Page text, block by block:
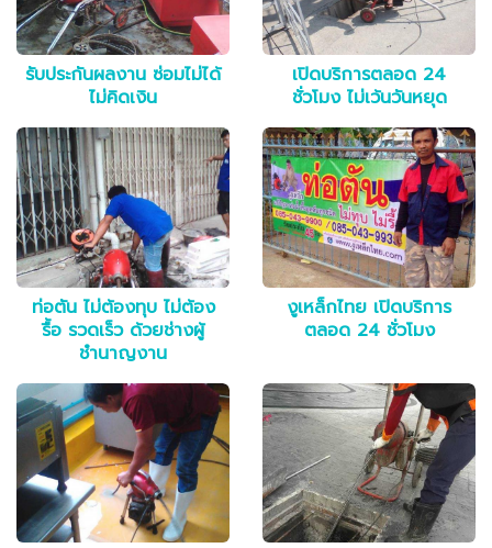
รับประกันผลงาน ซ่อมไม่ได้
ไม่คิดเงิน
เปิดบริการตลอด 24
ชั่วโมง ไม่เว้นวันหยุด
ท่อตัน ไม่ต้องทุบ ไม่ต้อง
รื้อ รวดเร็ว ด้วยช่างผู้
ชำนาญงาน
งูเหล็กไทย เปิดบริการ
ตลอด 24 ชั่วโมง